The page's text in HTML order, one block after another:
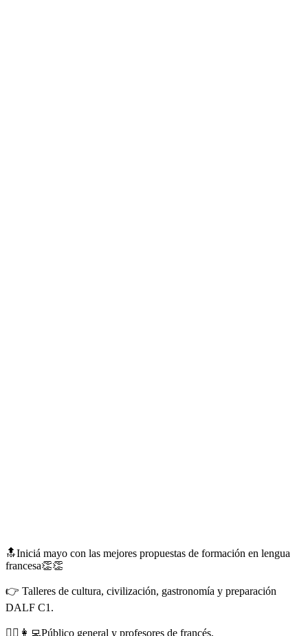
🔝Iniciá mayo con las mejores propuestas de formación en lengua
francesa👏👏
👉 Talleres de cultura, civilización, gastronomía y preparación
DALF C1.
🙋‍♀️👩‍💻Público general y profesores de francés.